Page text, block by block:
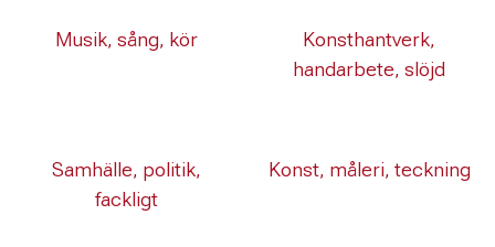
Musik, sång, kör
Konsthantverk,
handarbete, slöjd
Samhälle, politik,
fackligt
Konst, måleri, teckning